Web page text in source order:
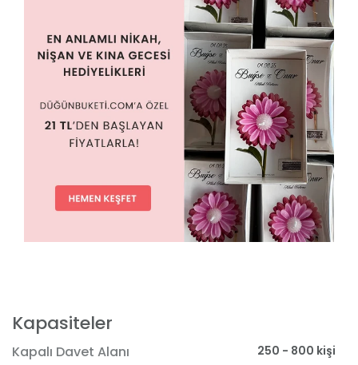
Kapasiteler
Kapalı Davet Alanı 250 - 800 kişi